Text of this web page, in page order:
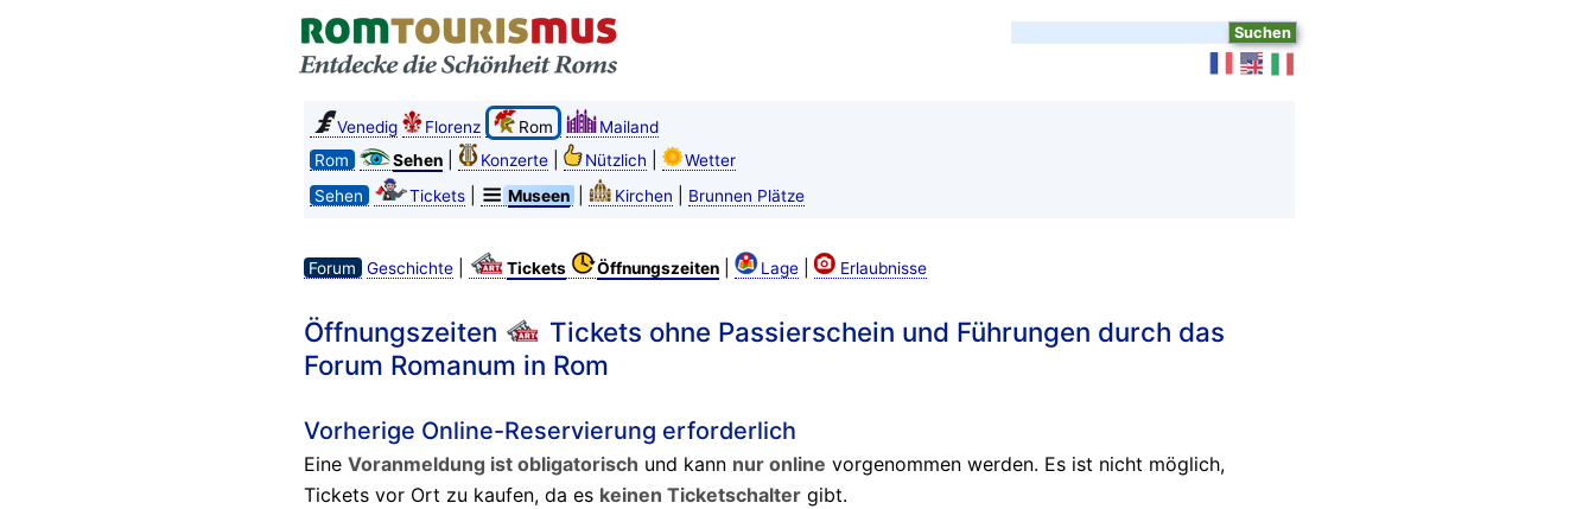
Venedig Florenz Rom
Mailand
Rom
Sehen| Konzerte| Nützlich
Wetter
Sehen
Tickets| Museen Kirchen Brunnen Plätze
Forum Geschichte| Tickets Öffnungszeiten| Lage| Erlaubnisse
Öffnungszeiten
Tickets ohne Passierschein und Führungen durch das
Forum Romanum in Rom
Vorherige Online-Reservierung erforderlich
Eine Voranmeldung ist obligatorisch und kann nur online vorgenommen werden. Es ist nicht möglich,
Tickets vor Ort zu kaufen, da es keinen Ticketschaltergibt.